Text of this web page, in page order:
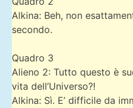
Alkina: Beh, non
secondo.
Quadro 3
Alieno 2: Tutto questo è
vita dell’Universo?!
Alkina: Sì. E’ difficile da